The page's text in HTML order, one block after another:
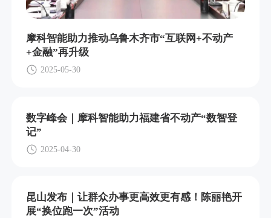
摩科智能助力推动乌鲁木齐市“互联网+不动产
+金融”再升级
2025-05-30
数字峰会｜摩科智能助力福建省不动产“数智登
记”
2025-04-30
昆山发布｜让群众办事更高效更有感！陈丽艳开
展“换位跑一次”活动